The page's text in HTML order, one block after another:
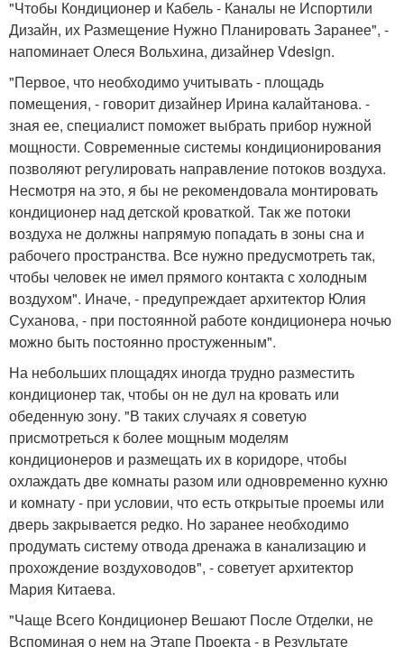
"Чтобы Кондиционер и Кабель - Каналы не Испортили
Дизайн, их Размещение Нужно Планировать Заранее", -
напоминает Олеся Вольхина, дизайнер Vdesign.
"Первое, что необходимо учитывать - площадь
помещения, - говорит дизайнер Ирина калайтанова. -
зная ее, специалист поможет выбрать прибор нужной
мощности. Современные системы кондиционирования
позволяют регулировать направление потоков воздуха.
Несмотря на это, я бы не рекомендовала монтировать
кондиционер над детской кроваткой. Так же потоки
воздуха не должны напрямую попадать в зоны сна и
рабочего пространства. Все нужно предусмотреть так,
чтобы человек не имел прямого контакта с холодным
воздухом". Иначе, - предупреждает архитектор Юлия
Суханова, - при постоянной работе кондиционера ночью
можно быть постоянно простуженным".
На небольших площадях иногда трудно разместить
кондиционер так, чтобы он не дул на кровать или
обеденную зону. "В таких случаях я советую
присмотреться к более мощным моделям
кондиционеров и размещать их в коридоре, чтобы
охлаждать две комнаты разом или одновременно кухню
и комнату - при условии, что есть открытые проемы или
дверь закрывается редко. Но заранее необходимо
продумать систему отвода дренажа в канализацию и
прохождение воздуховодов", - советует архитектор
Мария Китаева.
"Чаще Всего Кондиционер Вешают После Отделки, не
Вспоминая о нем на Этапе Проекта - в Результате